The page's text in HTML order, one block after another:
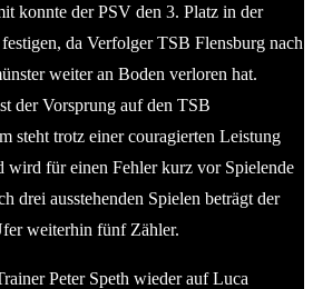
konnte der PSV den 3. Platz in der
da Verfolger TSB Flensburg nach
weiter an Boden verloren hat.
der Vorsprung auf den TSB
steht trotz einer couragierten Leistung
wird für einen Fehler kurz vor Spielende
drei ausstehenden Spielen beträgt der
weiterhin fünf Zähler.
Peter Speth wieder auf Luca